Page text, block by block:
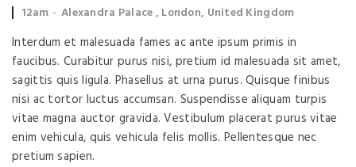
Event time:
12am Event location:
Alexandra Palace , London, United Kingdom
Interdum et malesuada fames ac ante ipsum primis in
faucibus. Curabitur purus nisi, pretium id malesuada sit amet,
sagittis quis ligula. Phasellus at urna purus. Quisque finibus
nisi ac tortor luctus accumsan. Suspendisse aliquam turpis
vitae magna auctor gravida. Vestibulum placerat purus vitae
enim vehicula, quis vehicula felis mollis. Pellentesque nec
pretium sapien.